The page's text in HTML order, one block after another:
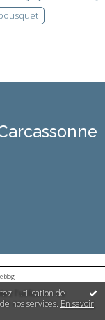
l'utilisation de
nos services. En savoir
blog